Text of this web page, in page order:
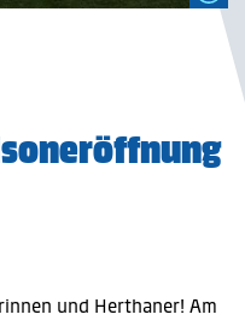
und Herthaner! Am